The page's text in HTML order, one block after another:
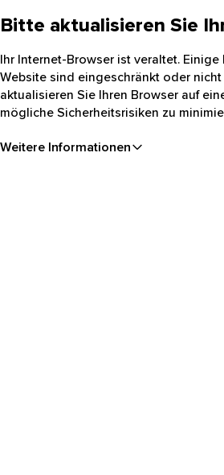
Bitte aktualisieren Sie
Ihr Internet-Browser ist veraltet.
Website sind eingeschränkt oder nicht
aktualisieren Sie Ihren Browser auf
mögliche Sicherheitsrisiken zu
Weitere Informationen